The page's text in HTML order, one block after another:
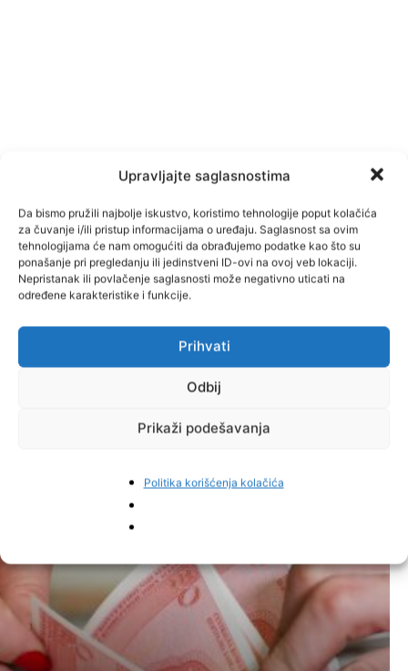
Upravljajte saglasnostima
Da bismo pružili najbolje iskustvo, koristimo tehnologije poput kolačića
za čuvanje i/ili pristup informacijama o uređaju. Saglasnost sa ovim
tehnologijama će nam omogućiti da obrađujemo podatke kao što su
ponašanje pri pregledanju ili jedinstveni ID-ovi na ovoj veb lokaciji.
Nepristanak ili povlačenje saglasnosti može negativno uticati na
određene karakteristike i funkcije.
Prihvati
Odbij
Prikaži podešavanja
Politika korišćenja kolačića
Pinterest
Najnovije vijesti